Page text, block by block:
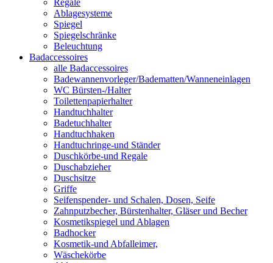
Regale
Ablagesysteme
Spiegel
Spiegelschränke
Beleuchtung
Badaccessoires
alle Badaccessoires
Badewannenvorleger/Badematten/Wanneneinlagen
WC Bürsten-/Halter
Toilettenpapierhalter
Handtuchhalter
Badetuchhalter
Handtuchhaken
Handtuchringe-und Ständer
Duschkörbe-und Regale
Duschabzieher
Duschsitze
Griffe
Seifenspender- und Schalen, Dosen, Seife
Zahnputzbecher, Bürstenhalter, Gläser und Becher
Kosmetikspiegel und Ablagen
Badhocker
Kosmetik-und Abfalleimer,
Wäschekörbe